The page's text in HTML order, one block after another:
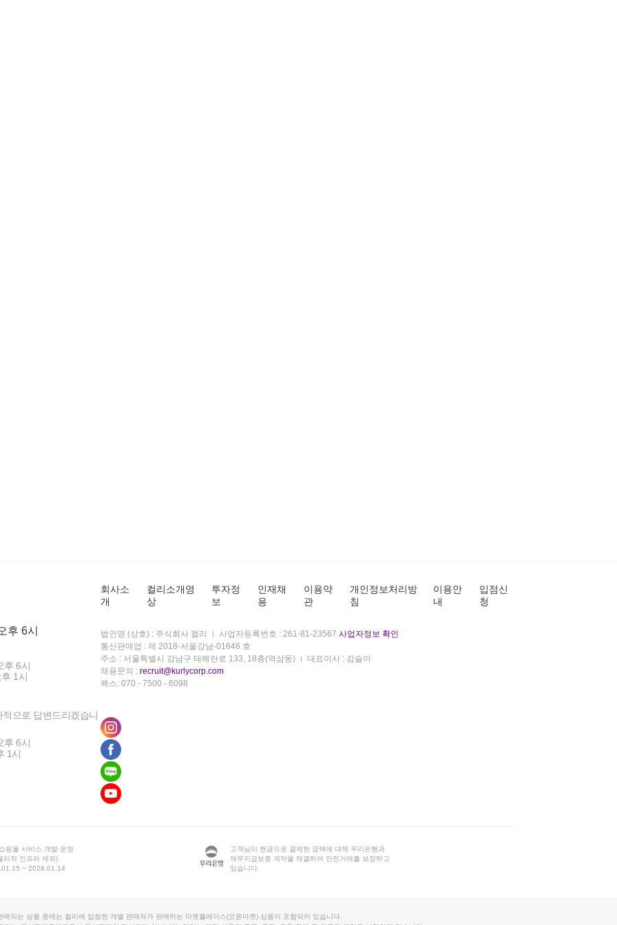
후 6시
후 6시
1시
으로 답변드리겠습니
후 6시
1시
회사소
개
컬리소개영
상
투자정
보
인재채
용
이용약
관
개인정보처리방
침
이용안
내
입점신
청
법인명 (상호) : 주식회사 컬리 사업자등록번호 : 261-81-23567 사업자정보 확인
통신판매업 : 제 2018-서울강남-01646 호
주소 : 서울특별시 강남구 테헤란로 133, 18층(역삼동)
대표이사 : 김슬아
채용문의 : recruit@kurlycorp.com
팩스: 070 - 7500 - 6098
핑몰 서비스 개발·운영
리적 인프라 제외)
~ 2028.01.14
고객님이 현금으로 결제한 금액에 대해 우리은행과
채무지급보증 계약을 체결하여 안전거래를 보장하고
있습니다.
매되는 상품 중에는 컬리에 입점한 개별 판매자가 판매하는 마켓플레이스(오픈마켓) 상품이 포함되어 있습니다.